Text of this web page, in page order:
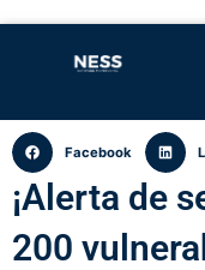
Facebook
¡Alerta de
200